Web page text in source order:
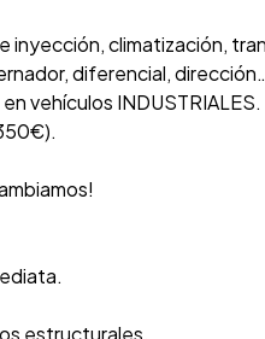
inyección, climatización,
diferencial,
vehículos INDUSTRIALES.
estructurales.